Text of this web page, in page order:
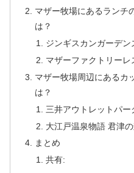
マザー牧場にあるランチ
は？
ジンギスカンガーデン
マザーファクトリーレ
マザー牧場周辺にあるカ
は？
三井アウトレットパー
大江戸温泉物語 君津
まとめ
共有: